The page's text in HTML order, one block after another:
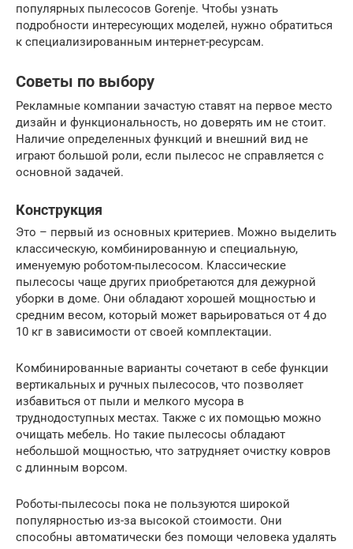
популярных пылесосов Gorenje. Чтобы узнать
подробности интересующих моделей, нужно обратиться
к специализированным интернет-ресурсам.
Советы по выбору
Рекламные компании зачастую ставят на первое место
дизайн и функциональность, но доверять им не стоит.
Наличие определенных функций и внешний вид не
играют большой роли, если пылесос не справляется с
основной задачей.
Конструкция
Это – первый из основных критериев. Можно выделить
классическую, комбинированную и специальную,
именуемую роботом-пылесосом. Классические
пылесосы чаще других приобретаются для дежурной
уборки в доме. Они обладают хорошей мощностью и
средним весом, который может варьироваться от 4 до
10 кг в зависимости от своей комплектации.
Комбинированные варианты сочетают в себе функции
вертикальных и ручных пылесосов, что позволяет
избавиться от пыли и мелкого мусора в
труднодоступных местах. Также с их помощью можно
очищать мебель. Но такие пылесосы обладают
небольшой мощностью, что затрудняет очистку ковров
с длинным ворсом.
Роботы-пылесосы пока не пользуются широкой
популярностью из-за высокой стоимости. Они
способны автоматически без помощи человека удалять